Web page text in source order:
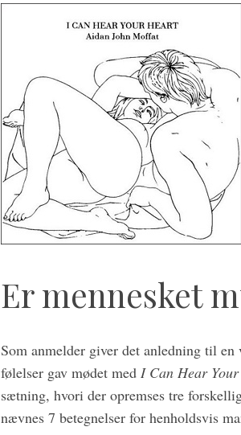
Er mennesket
Som anmelder giver det anledning til
følelser gav mødet med I Can Hear
sætning, hvori der opremses tre
nævnes 7 betegnelser for henholdsvis